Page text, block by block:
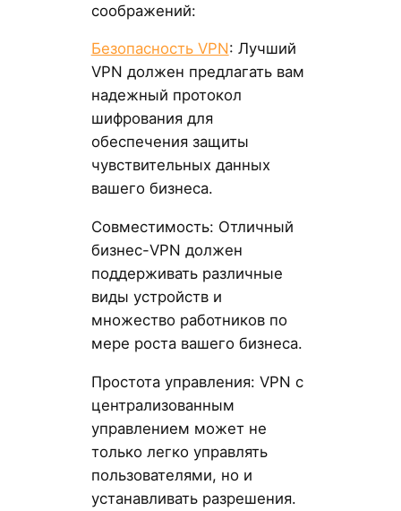
соображений:
Безопасность VPN: Лучший
VPN должен предлагать вам
надежный протокол
шифрования для
обеспечения защиты
чувствительных данных
вашего бизнеса.
Совместимость: Отличный
бизнес-VPN должен
поддерживать различные
виды устройств и
множество работников по
мере роста вашего бизнеса.
Простота управления: VPN с
централизованным
управлением может не
только легко управлять
пользователями, но и
устанавливать разрешения.